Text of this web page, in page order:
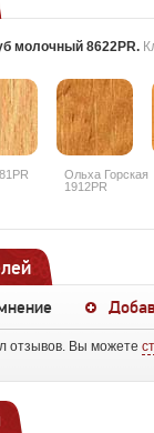
молочный 8622PR.
Ольха Горская
1912PR
отзывов. Вы можете